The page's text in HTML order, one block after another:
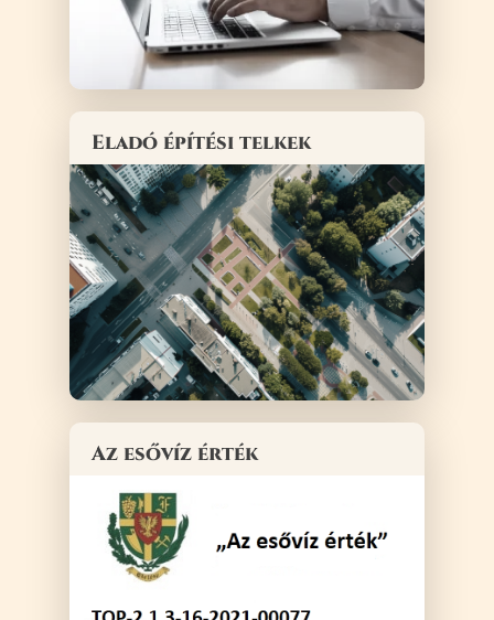
Eladó építési telkek
Az esővíz érték